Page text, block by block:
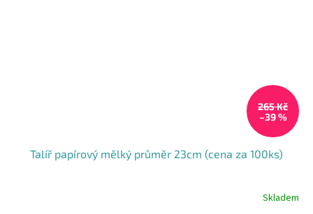
265 Kč
–39 %
Talíř papírový mělký průměr 23cm (cena za 100ks)
Skladem